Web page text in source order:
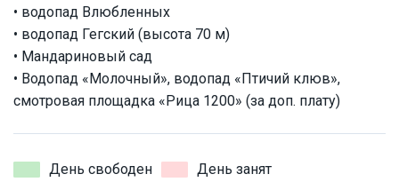
• водопад Влюбленных
• водопад Гегский (высота 70 м)
• Мандариновый сад
• Водопад «Молочный», водопад «Птичий клюв»,
смотровая площадка «Рица 1200» (за доп. плату)
День свободен
День занят